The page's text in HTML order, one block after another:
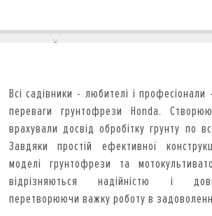
Всі садівники - любителі і
переваги грунтофрези Honda.
врахували досвід обробітку грунту по
Завдяки простій ефективної
моделі грунтофрези та
відрізняються надійністю і
перетворюючи важку роботу в